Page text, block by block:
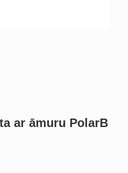
ar āmuru PolarB